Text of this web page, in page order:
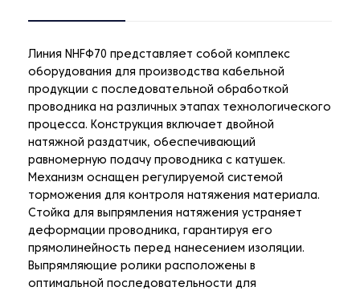
Линия NHFФ70 представляет собой комплекс
оборудования для производства кабельной
продукции с последовательной обработкой
проводника на различных этапах технологического
процесса. Конструкция включает двойной
натяжной раздатчик, обеспечивающий
равномерную подачу проводника с катушек.
Механизм оснащен регулируемой системой
торможения для контроля натяжения материала.
Стойка для выпрямления натяжения устраняет
деформации проводника, гарантируя его
прямолинейность перед нанесением изоляции.
Выпрямляющие ролики расположены в
оптимальной последовательности для